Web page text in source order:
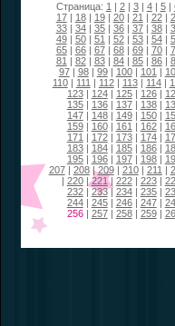
Страница: 1 | 2| 3| 4| 5|
17| 18| 19| 20| 21 | 22|
33| 34| 35| 36| 37| 38|
49| 50| 51 | 52| 53| 54|
65| 66| 67| 68| 69| 70|
81 | 82| 83| 84| 85| 86|
97| 98| 99| 100| 101 |
110| 111 | 112| 113| 114|
123| 124| 125| 126|
135| 136| 137| 138|
147| 148| 149| 150|
159| 160| 161 | 162|
171 | 172| 173| 174|
183| 184| 185| 186|
195| 196| 197| 198|
207| 208|209| 210| 211 |
| 220|221 | 222| 223|
232| 233|234| 235|
244| 245| 246| 247|
256| 257| 258| 259|